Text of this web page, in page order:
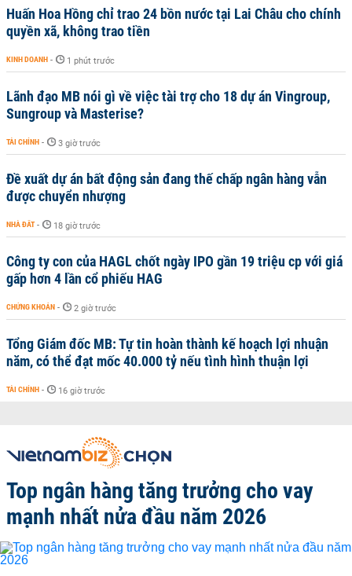
Huấn Hoa Hồng chỉ trao 24 bồn nước tại Lai Châu cho chính
quyền xã, không trao tiền
KINH DOANH - 1 phút trước
Lãnh đạo MB nói gì về việc tài trợ cho 18 dự án Vingroup,
Sungroup và Masterise?
TÀI CHÍNH - 3 giờ trước
Đề xuất dự án bất động sản đang thế chấp ngân hàng vẫn
được chuyển nhượng
NHÀ ĐẤT - 18 giờ trước
Công ty con của HAGL chốt ngày IPO gần 19 triệu cp với giá
gấp hơn 4 lần cổ phiếu HAG
CHỨNG KHOÁN - 2 giờ trước
Tổng Giám đốc MB: Tự tin hoàn thành kế hoạch lợi nhuận
năm, có thể đạt mốc 40.000 tỷ nếu tình hình thuận lợi
TÀI CHÍNH - 16 giờ trước
Top ngân hàng tăng trưởng cho vay
mạnh nhất nửa đầu năm 2026